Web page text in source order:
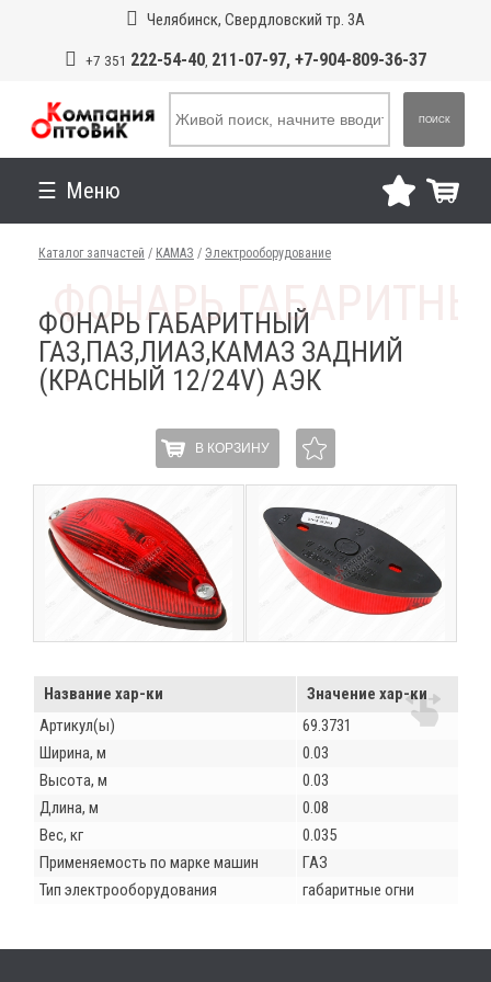
Челябинск, Свердловский тр. 3А
+7 351 222-54-40, 211-07-97, +7-904-809-36-37
ПОИСК
Меню
Каталог запчастей / КАМАЗ / Электрооборудование
ФОНАРЬ ГАБАРИТНЫЙ
ГАЗ,ПАЗ,ЛИАЗ,КАМАЗ ЗАДНИЙ
(КРАСНЫЙ 12/24V) АЭК
В КОРЗИНУ
Название хар-ки
Значение хар-ки
Артикул(ы)
69.3731
Ширина, м
0.03
Высота, м
0.03
Длина, м
0.08
Вес, кг
0.035
Применяемость по марке машин
ГАЗ
Тип электрооборудования
габаритные огни